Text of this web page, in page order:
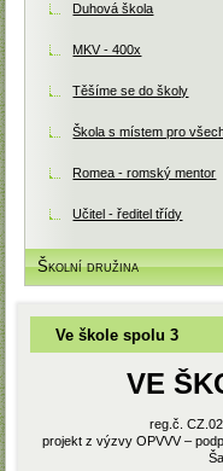
Duhová škola
MKV - 400x
Těšíme se do školy
Škola s místem pro
Romea - romský mentor
Učitel - ředitel třídy
Školní družina
Ve škole spolu 3
VE
reg.č.
projekt z výzvy OPVVV –